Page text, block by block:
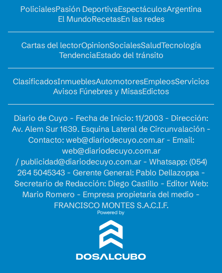
PolicialesPasión DeportivaEspectáculosArgentina
El MundoRecetasEn las redes
Cartas del lectorOpinionSocialesSaludTecnología
TendenciaEstado del tránsito
ClasificadosInmueblesAutomotoresEmpleosServicios
Avisos Fúnebres y MisasEdictos
Diario de Cuyo - Fecha de Inicio: 11/2003 - Dirección:
Av. Alem Sur 1639. Esquina Lateral de Circunvalación -
Contacto: web@diariodecuyo.com.ar- Email:
web@diariodecuyo.com.ar
/ publicidad@diariodecuyo.com.ar- Whatsapp: (054)
264 5045343 - Gerente General: Pablo Dellazoppa -
Secretario de Redacción: Diego Castillo - Editor Web:
Mario Romero - Empresa propietaria del medio -
FRANCISCO MONTES S.A.C.I.F.